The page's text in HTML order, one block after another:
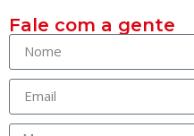
Fale com a gente